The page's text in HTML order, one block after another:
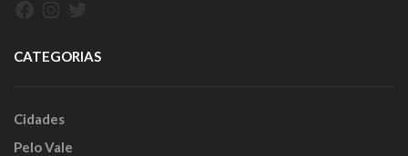
CATEGORIAS
Cidades
Pelo Vale